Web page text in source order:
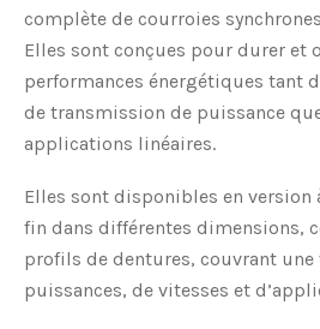
complète de courroies
Elles sont conçues pour durer et
performances énergétiques tant
de transmission de puissance
applications linéaires.
Elles sont disponibles en version
fin dans différentes dimensions,
profils de dentures, couvrant une
puissances, de vitesses et